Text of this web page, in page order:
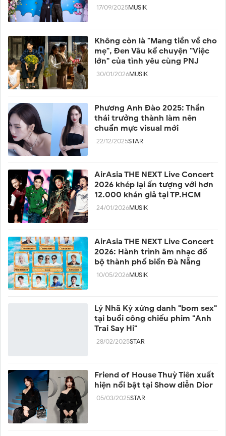
17/09/2025MUSIK
Không còn là "Mang tiền về cho
mẹ", Đen Vâu kể chuyện "Việc
lớn" của tình yêu cùng PNJ
30/01/2026MUSIK
Phương Anh Đào 2025: Thần
thái trưởng thành làm nên
chuẩn mực visual mới
22/12/2025STAR
AirAsia THE NEXT Live Concert
2026 khép lại ấn tượng với hơn
12.000 khán giả tại TP.HCM
24/01/2026MUSIK
AirAsia THE NEXT Live Concert
2026: Hành trình âm nhạc đổ
bộ thành phố biển Đà Nẵng
10/05/2026MUSIK
Lý Nhã Kỳ xứng danh "bom sex"
tại buổi công chiếu phim "Anh
Trai Say Hi"
28/02/2025STAR
Friend of House Thuỳ Tiên xuất
hiện nổi bật tại Show diễn Dior
05/03/2025STAR